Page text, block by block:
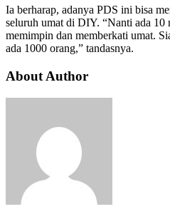
Ia berharap, adanya PDS ini bisa
seluruh umat di DIY. “Nanti ada 10
memimpin dan memberkati umat.
ada 1000 orang,” tandasnya.
About Author